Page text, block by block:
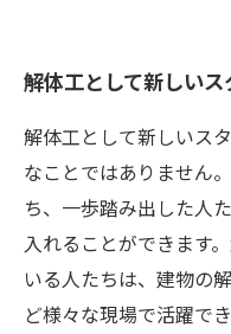
解体工として新しいス
解体工として新しいス
なことではありません
ち、一歩踏み出した人
入れることができます
いる人たちは、建物の
ど様々な現場で活躍で